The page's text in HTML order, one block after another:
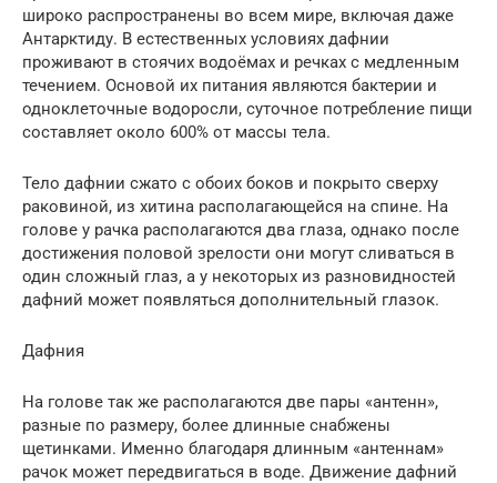
широко распространены во всем мире, включая даже
Антарктиду. В естественных условиях дафнии
проживают в стоячих водоёмах и речках с медленным
течением. Основой их питания являются бактерии и
одноклеточные водоросли, суточное потребление пищи
составляет около 600% от массы тела.
Тело дафнии сжато с обоих боков и покрыто сверху
раковиной, из хитина располагающейся на спине. На
голове у рачка располагаются два глаза, однако после
достижения половой зрелости они могут сливаться в
один сложный глаз, а у некоторых из разновидностей
дафний может появляться дополнительный глазок.
Дафния
На голове так же располагаются две пары «антенн»,
разные по размеру, более длинные снабжены
щетинками. Именно благодаря длинным «антеннам»
рачок может передвигаться в воде. Движение дафний